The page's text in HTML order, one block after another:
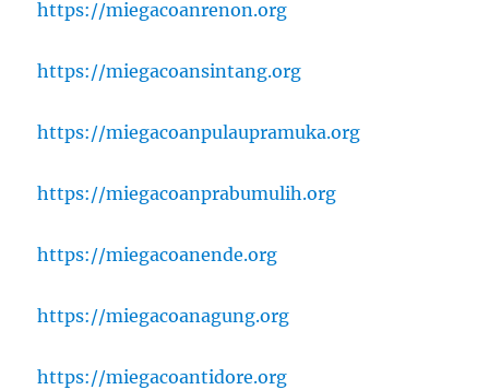
https://miegacoanrenon.org
https://miegacoansintang.org
https://miegacoanpulaupramuka.org
https://miegacoanprabumulih.org
https://miegacoanende.org
https://miegacoanagung.org
https://miegacoantidore.org